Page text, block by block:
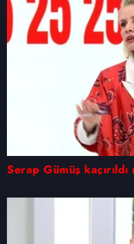
Serap Gümüş kaçırıldı